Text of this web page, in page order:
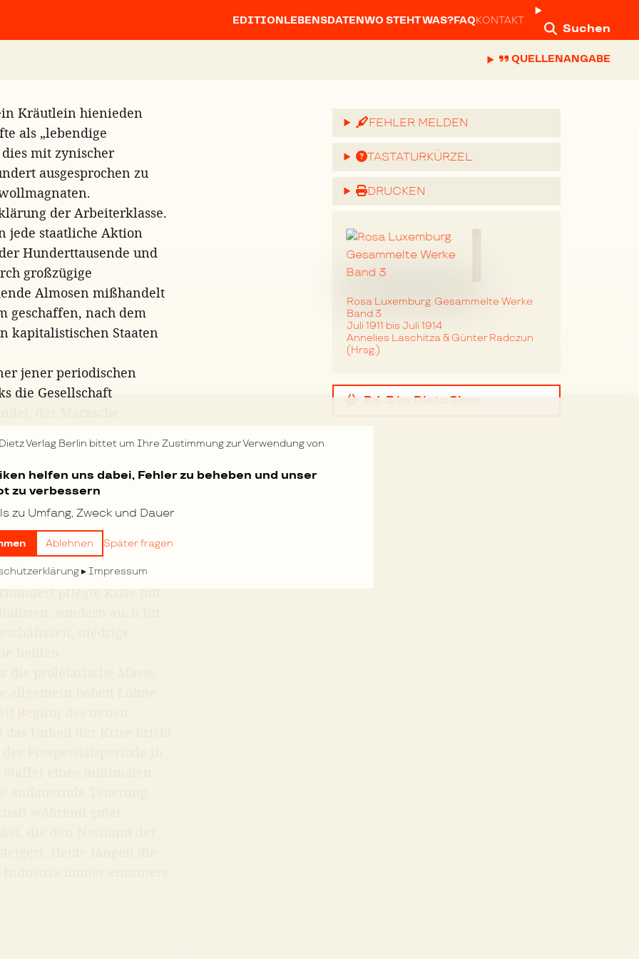
Verlag Berlin bittet um Ihre Zustimmung zur Verwendung von
helfen uns dabei, Fehler zu beheben und unser
zu verbessern
zu Umfang, Zweck und Dauer
Ablehnen Später fragen
Impressum
EDITIONLEBENSDATENWO STEHT WAS?FAQKONTAKT
Suchen
QUELLENANGABE
Kräutlein hienieden
als „lebendige
mit zynischer
ausgesprochen zu
der Arbeiterklasse.
jede staatliche Aktion
Hunderttausende und
großzügige
Almosen mißhandelt
geschaffen, nach dem
kapitalistischen Staaten
jener periodischen
die Gesellschaft
Katastrophen würden
Auf diese
In den Jahren 1900–1902
nach knapp 5
von kaum 4 Jahren,
Krise.
auch noch in
pflegte Krise mit
FEHLER MELDEN
TASTATURKÜRZEL
DRUCKEN
Rosa Luxemburg. Gesammelte Werke
Band 3
Juli 1911 bis Juli 1914
Annelies Laschitza & Günter Radczun
(Hrsg.)
Bd. 3 im Dietz-Shop